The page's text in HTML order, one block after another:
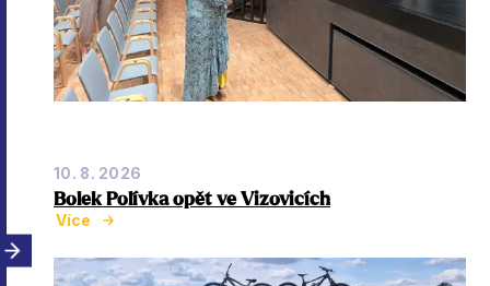
10. 8. 2026
Bolek Polívka opět ve Vizovicích
Více